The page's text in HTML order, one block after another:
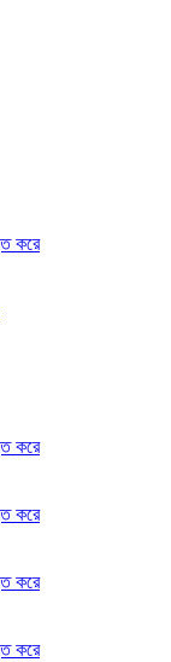
করে
করে
করে
করে
করে